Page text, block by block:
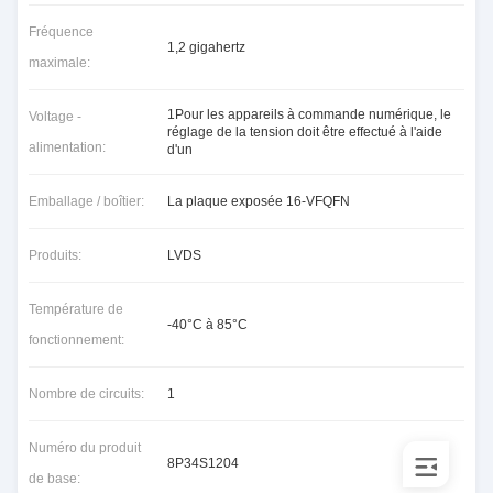
Fréquence
maximale:
1,2 gigahertz
Voltage -
alimentation:
1Pour les appareils à commande numérique, le
réglage de la tension doit être effectué à l'aide
d'un
Emballage / boîtier: La plaque exposée 16-VFQFN
Produits: LVDS
Température de
fonctionnement:
-40°C à 85°C
Nombre de circuits: 1
Numéro du produit
de base:
8P34S1204